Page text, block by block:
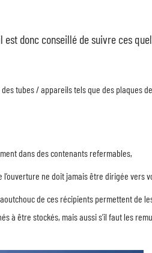
donc conseillé de suivre ces
tubes / appareils tels que des plaques
dans des contenants refermables,
ne doit jamais être dirigée vers
de ces récipients permettent de
à être stockés, mais aussi s’il faut les